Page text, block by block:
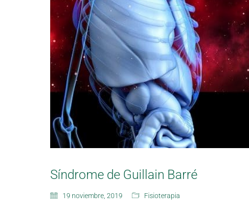
Síndrome de Guillain Barré
19 noviembre, 2019 Fisioterapia